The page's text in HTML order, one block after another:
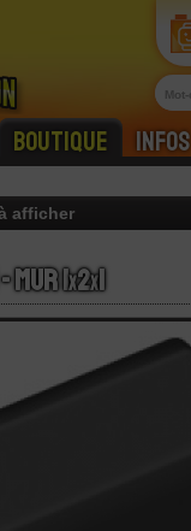
Boutique Infos
Mur 1x2x1